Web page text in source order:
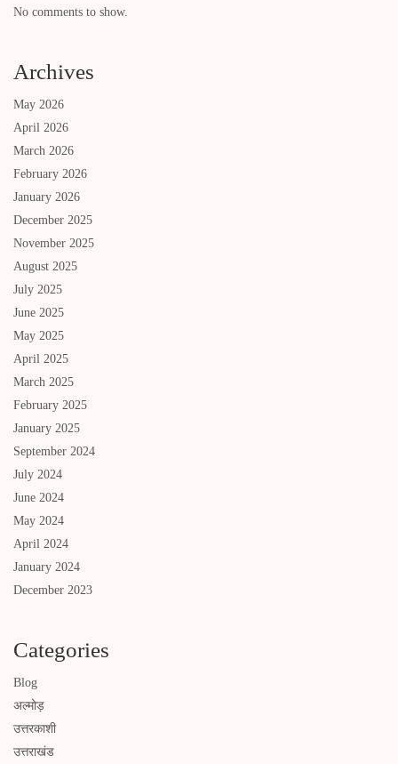
No comments to show.
Archives
May 2026
April 2026
March 2026
February 2026
January 2026
December 2025
November 2025
August 2025
July 2025
June 2025
May 2025
April 2025
March 2025
February 2025
January 2025
September 2024
July 2024
June 2024
May 2024
April 2024
January 2024
December 2023
Categories
Blog
अल्मोड़
उत्तरकाशी
उत्तराखंड